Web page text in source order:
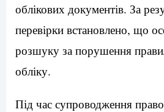
облікових документів. За
перевірки встановлено, що
розшуку за порушення
обліку.
Під час супроводження